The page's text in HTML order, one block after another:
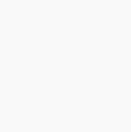
Quels
carrière
de la